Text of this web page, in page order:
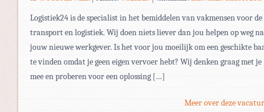
Logistiek24 is de specialist in het bemiddelen van vakmensen voor de
transport en logistiek. Wij doen niets liever dan jou helpen op weg
jouw nieuwe werkgever. Is het voor jou moeilijk om een geschikte
te vinden omdat je geen eigen vervoer hebt? Wij denken graag met je
mee en proberen voor een oplossing […]
Meer over deze